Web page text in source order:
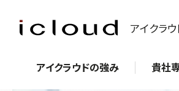
アイクラ
アイクラウドの強み 貴社